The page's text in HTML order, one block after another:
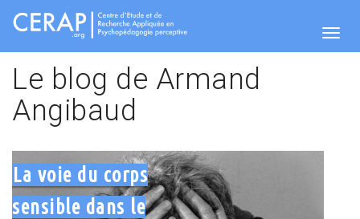
Aller
contenu
principal
Le blog de Armand
Angibaud
La voie du corps
sensible dans le